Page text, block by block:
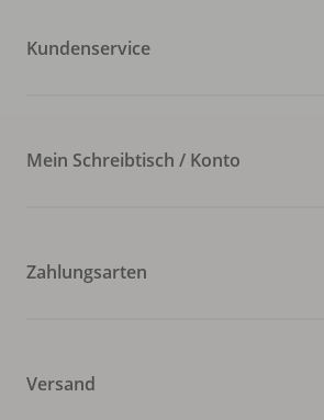
Kundenservice
Mein Schreibtisch / Konto
Zahlungsarten
Versand